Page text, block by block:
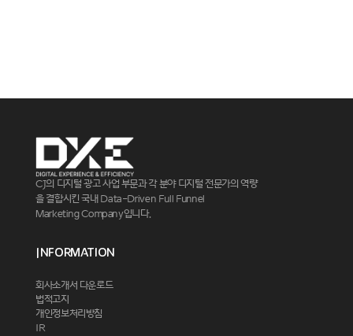
CJ의 디지털 광고 사업 부문과 각 분야 디지털 전문가의 역량
을 결합시킨 국내 Data-Driven Full Funnel
Marketing Company입니다.
Information
회사소개서 다운로드
법적고지
개인정보처리방침
IR